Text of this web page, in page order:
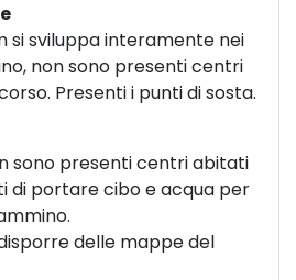
si sviluppa interamente nei
non sono presenti centri
Presenti i punti di sosta.
sono presenti centri abitati
di portare cibo e acqua per
delle mappe del